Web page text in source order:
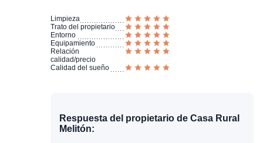
Limpieza
Trato del propietario
Entorno
Equipamiento
Relación
calidad/precio
Calidad del sueño
Respuesta del propietario de Casa Rural
Melitón: